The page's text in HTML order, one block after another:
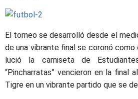
El torneo se desarrolló desde el
de una vibrante final se coronó
lució la camiseta de
“Pincharratas” vencieron en la final
Tigre en un vibrante partido que se